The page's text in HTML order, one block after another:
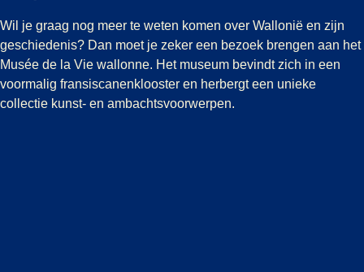
Wil je graag nog meer te weten komen over Wallonië en zijn
geschiedenis? Dan moet je zeker een bezoek brengen aan het
Musée de la Vie wallonne. Het museum bevindt zich in een
voormalig fransiscanenklooster en herbergt een unieke
collectie kunst- en ambachtsvoorwerpen.